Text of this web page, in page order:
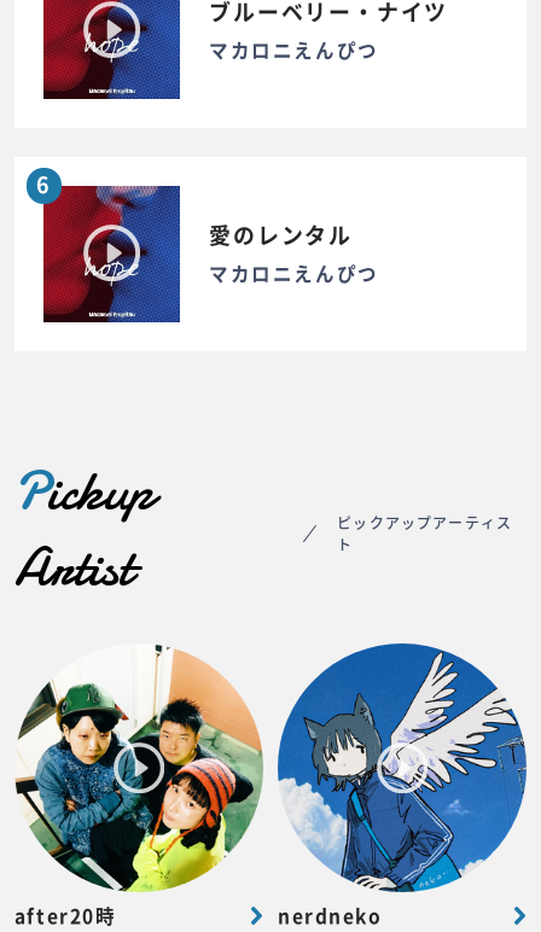
ブルーベリー・ナイツ
マカロニえんぴつ
6
愛のレンタル
マカロニえんぴつ
Pickup
Artist
ピックアップアーティス
ト
after20時 nerdneko